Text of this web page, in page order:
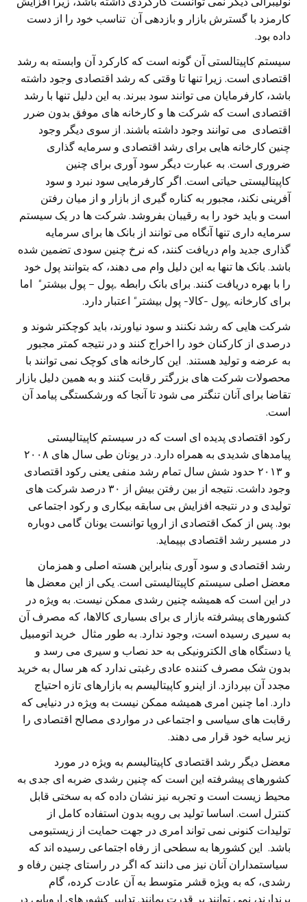
کارمزد با گسترش بازار و بازدهی آن تناسب خود را از دست
داده بود.
سیستم کاپیتالستی آن گونه است که کارکرد آن وابسته به رشد
اقتصادی است. زیرا تنها تا وقتی که رشد اقتصادی وجود داشته
باشد، کارفرمایان می توانند سود ببرند. به این دلیل تنها با رشد
اقتصادی است که شرکت ها و کارخانه های موفق بدون ضرر
اقتصادی می توانند وجود داشته باشند. از سوی دیگر وجود
چنین کارخانه هایی برای رشد اقتصادی و سرمایه گذاری
ضروری است. به عبارت دیگر سود آوری برای چنین
کاپیتالیستی حیاتی است. اگر کارفرمایی سود نبرد و سود
آفرینی نکند، مجبور به کناره گیری از بازار و از میان رفتن
است و باید خود را به رقیبان بفروشد. شرکت ها در یک سیستم
سرمایه داری تنها آنگاه می توانند از بانک ها برای سرمایه
گذاری جدید وام دریافت کنند، که نرخ چنین سودی تضمین شده
باشد. بانک ها تنها به این دلیل وام می دهند، که بتوانند پول خود
را با بهره دریافت کنند. برای بانک رابطه „پول – پول بیشتر “ اما
برای کارخانه „پول -کالا- پول بیشتر “ اعتبار دارد.
شرکت هایی که رشد نکنند و سود نیاورند، باید کوچکتر شوند و
درصدی از کارکنان خود را اخراج کنند و در نتیجه کمتر مجبور
به عرضه و تولید هستند. این کارخانه های کوچک نمی توانند با
محصولات شرکت های بزرگتر رقابت کنند و به همین دلیل بازار
تقاضا برای آنان تنگتر می شود تا آنجا که ورشکستگی پیامد آن
است.
رکود اقتصادی پدیده ای است که در سیستم کاپیتالیستی
پیامدهای شدیدی به همراه دارد. در یونان طی سال های ۲۰۰۸
و ۲۰۱۳ حدود شش سال تمام رشد منفی یعنی رکود اقتصادی
وجود داشت. نتیجه از بین رفتن بیش از ۳۰ درصد شرکت های
تولیدی و در نتیجه افزایش بی سابقه بیکاری و رکود اجتماعی
بود. پس از کمک اقتصادی از اروپا توانست یونان گامی دوباره
در مسیر رشد اقتصادی بپیماید.
رشد اقتصادی و سود آوری بنابراین هسته اصلی و همزمان
معضل اصلی سیستم کاپیتالیستی است. یکی از این معضل ها
در این است که همیشه چنین رشدی ممکن نیست. به ویژه در
کشورهای پیشرفته بازار ی برای بسیاری کالاها، که مصرف آن
به سیری رسیده است، وجود ندارد. به طور مثال خرید اتومبیل
یا دستگاه های الکترونیکی به حد نصاب و سیری می رسد و
بدون شک مصرف کننده عادی رغبتی ندارد که هر سال به خرید
مجدد آن بپردازد. از اینرو کاپیتالیسم به بازارهای تازه احتیاج
دارد. اما چنین امری همیشه ممکن نیست به ویژه در دنیایی که
رقابت های سیاسی و اجتماعی در مواردی مصالح اقتصادی را
زیر سایه خود قرار می دهند.
معضل دیگر رشد اقتصادی کاپیتالیسم به ویژه در مورد
کشورهای پیشرفته این است که چنین رشدی ضربه ای جدی به
محیط زیست است و تجربه نیز نشان داده که به سختی قابل
کنترل است. اساسا تولید بی رویه بدون استفاده کامل از
تولیدات کنونی نمی تواند امری در جهت حمایت از زیستبومی
باشد. این کشورها به سطحی از رفاه اجتماعی رسیده اند که
سیاستمداران آنان نیز می دانند که اگر در راستای چنین رفاه و
رشدی، که به ویژه قشر متوسط به آن عادت کرده، گام
برندارند، نمی توانند بر قدرت بمانند. تدابیر کشورهای اروپایی در